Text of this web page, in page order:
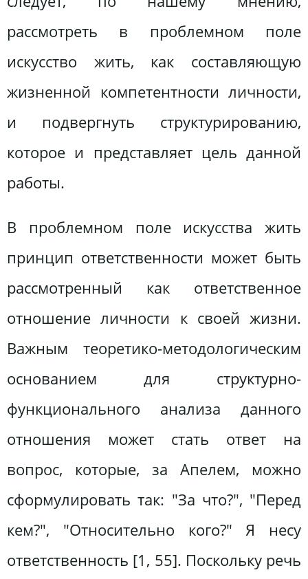
рассмотреть в проблемном поле
искусство жить, как составляющую
жизненной компетентности личности,
и подвергнуть структурированию,
которое и представляет цель данной
работы.
В проблемном поле искусства жить
принцип ответственности может быть
рассмотренный как ответственное
отношение личности к своей жизни.
Важным теоретико-методологическим
основанием для структурно-
функционального анализа данного
отношения может стать ответ на
вопрос, которые, за Апелем, можно
сформулировать так: "За что?", "Перед
кем?", "Относительно кого?" Я несу
ответственность [1, 55]. Поскольку речь